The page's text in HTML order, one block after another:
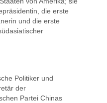
die erste
und die erste
Politiker und
der
Partei Chinas